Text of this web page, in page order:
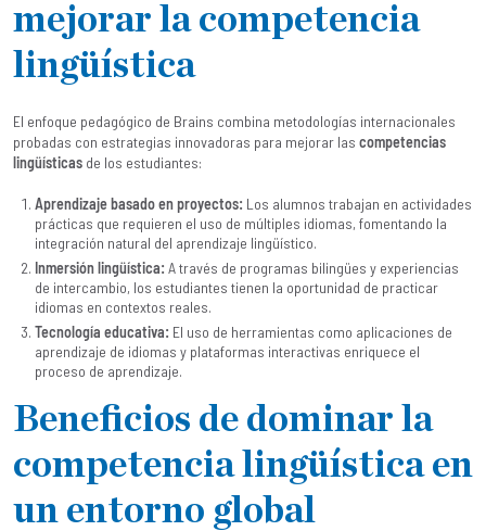
mejorar la competencia
lingüística
El enfoque pedagógico de Brains combina metodologías internacionales
probadas con estrategias innovadoras para mejorar las competencias
lingüísticas de los estudiantes:
Aprendizaje basado en proyectos: Los alumnos trabajan en actividades
prácticas que requieren el uso de múltiples idiomas, fomentando la
integración natural del aprendizaje lingüístico.
Inmersión lingüística: A través de programas bilingües y experiencias
de intercambio, los estudiantes tienen la oportunidad de practicar
idiomas en contextos reales.
Tecnología educativa: El uso de herramientas como aplicaciones de
aprendizaje de idiomas y plataformas interactivas enriquece el
proceso de aprendizaje.
Beneficios de dominar la
competencia lingüística en
un entorno global